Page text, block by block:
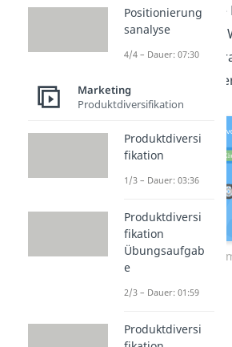
und realitätsnahe
erhalten, können
vergleichbaren
herangezogen
Positionierung
sanalyse
4/4 – Dauer: 07:30
Marketing
Produktdiversifikation
Produktdiversi
fikation
1/3 – Dauer: 03:36
Produktdiversi
fikation
Übungsaufgab
e
2/3 – Dauer: 01:59
Produktdiversi